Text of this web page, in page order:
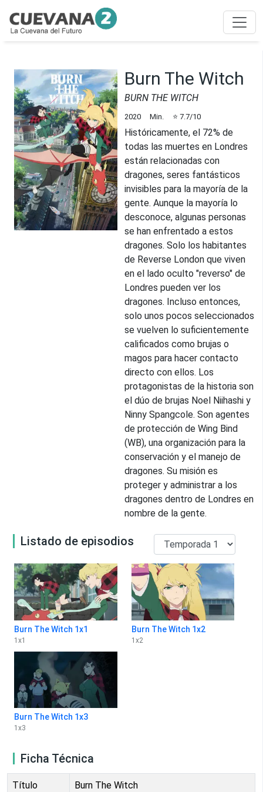
Burn The Witch
BURN THE WITCH
2020 Min. ⭐ 7.7/10
Históricamente, el 72% de
todas las muertes en Londres
están relacionadas con
dragones, seres fantásticos
invisibles para la mayoría de la
gente. Aunque la mayoría lo
desconoce, algunas personas
se han enfrentado a estos
dragones. Solo los habitantes
de Reverse London que viven
en el lado oculto "reverso" de
Londres pueden ver los
dragones. Incluso entonces,
solo unos pocos seleccionados
se vuelven lo suficientemente
calificados como brujas o
magos para hacer contacto
directo con ellos. Los
protagonistas de la historia son
el dúo de brujas Noel Niihashi y
Ninny Spangcole. Son agentes
de protección de Wing Bind
(WB), una organización para la
conservación y el manejo de
dragones. Su misión es
proteger y administrar a los
dragones dentro de Londres en
nombre de la gente.
Listado de episodios
Burn The Witch 1x1
1 x1
Burn The Witch 1x2
1 x2
Burn The Witch 1x3
1 x3
Ficha Técnica
Título Burn The Witch